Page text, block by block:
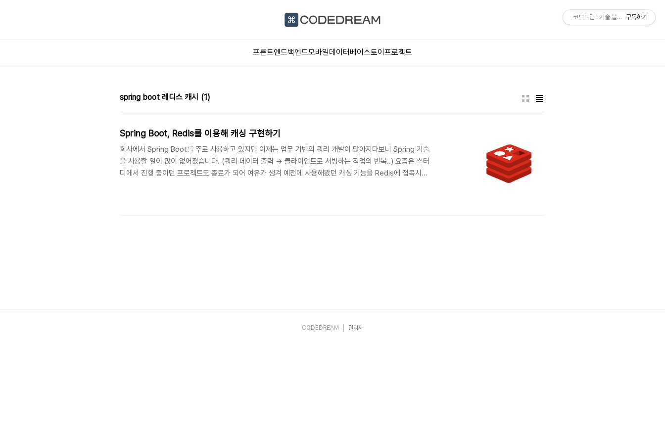
프론트엔드백엔드모바일데이터베이스토이프로젝트
spring boot 레디스 캐시 (1)
Spring Boot, Redis를 이용해 캐싱 구현하기
회사에서 Spring Boot를 주로 사용하고 있지만 이제는 업무 기반의 쿼리 개발이 많아지다보니 Spring 기술
을 사용할 일이 많이 없어졌습니다. (쿼리 데이터 출력 -> 클라이언트로 서빙하는 작업의 반복..) 요즘은 스터
디에서 진행 중이던 프로젝트도 종료가 되어 여유가 생겨 예전에 사용해봤던 캐싱 기능을 Redis에 접목시켜
CODEDREAM 관리자
코드드림 : 기술 블로그구독하기